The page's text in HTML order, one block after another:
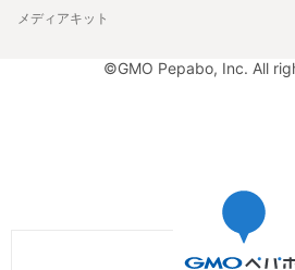
メディアキット
©GMO Pepabo, Inc. All